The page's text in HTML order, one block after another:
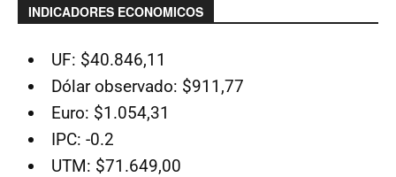
INDICADORES ECONOMICOS
UF: $40.846,11
Dólar observado: $911,77
Euro: $1.054,31
IPC: -0.2
UTM: $71.649,00